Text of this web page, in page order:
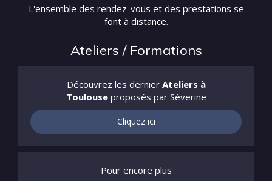
L'ensemble des rendez-vous et des prestations se
font à distance.
Ateliers / Formations
Découvrez les dernier Ateliers à
Toulouseproposés par Séverine
Cliquez ici
Pour encore plus